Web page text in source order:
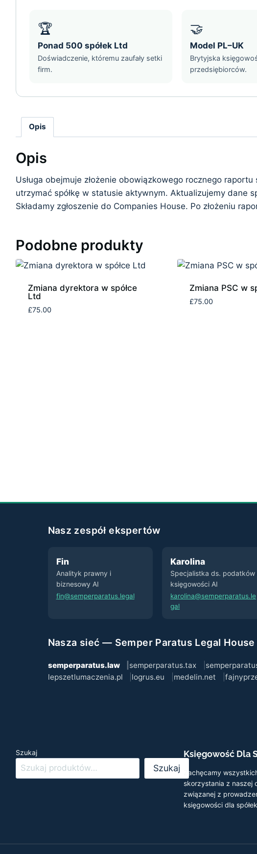
🏆
Ponad 500 spółek Ltd
Doświadczenie, któremu zaufały setki
firm.
🤝
Model PL–UK
Brytyjska
przedsiębiorców.
Opis
Opis
Usługa obejmuje złożenie obowiązkowego rocznego
utrzymać spółkę w statusie aktywnym. Aktualizujemy dane
Składamy zgłoszenie do Companies House. Po złożeniu
Podobne produkty
Zmiana dyrektora w spółce
Ltd
£75.00
Zmiana PSC w
£75.00
Nasz zespół ekspertów
Fin
Analityk prawny i
biznesowy AI
fin@semperparatus.legal
Karolina
Specjalistka ds. podatków
księgowości AI
karolina@semperparatus.le
gal
Nasza sieć — Semper Paratus Legal House
semperparatus.law semperparatus.tax
lepszetlumaczenia.pl
logrus.eu medelin.net
Szukaj
Szukaj
Księgowość Dla
Zachęcamy
skorzystania z naszej
związanej z
księgowości dla